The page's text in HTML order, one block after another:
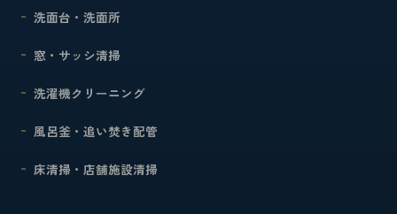
洗面台・洗面所
窓・サッシ清掃
洗濯機クリーニング
風呂釜・追い焚き配管
床清掃・店舗施設清掃